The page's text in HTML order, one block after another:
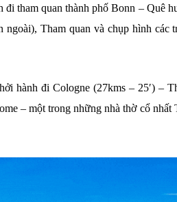
đi tham quan thành phố Bonn – Quê
ngoài), Tham quan và chụp hình
hành đi Cologne (27kms – 25′) –
– một trong những nhà thờ cổ